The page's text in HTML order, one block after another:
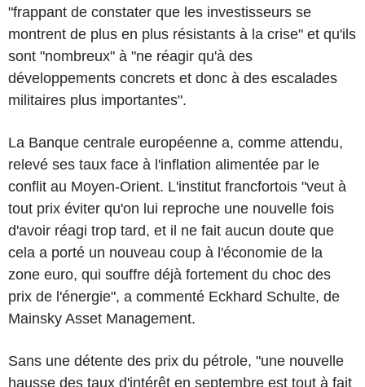
"frappant de constater que les investisseurs se
montrent de plus en plus résistants à la crise" et qu'ils
sont "nombreux" à "ne réagir qu'à des
développements concrets et donc à des escalades
militaires plus importantes".
La Banque centrale européenne a, comme attendu,
relevé ses taux face à l'inflation alimentée par le
conflit au Moyen-Orient. L'institut francfortois "veut à
tout prix éviter qu'on lui reproche une nouvelle fois
d'avoir réagi trop tard, et il ne fait aucun doute que
cela a porté un nouveau coup à l'économie de la
zone euro, qui souffre déjà fortement du choc des
prix de l'énergie", a commenté Eckhard Schulte, de
Mainsky Asset Management.
Sans une détente des prix du pétrole, "une nouvelle
hausse des taux d'intérêt en septembre est tout à fait